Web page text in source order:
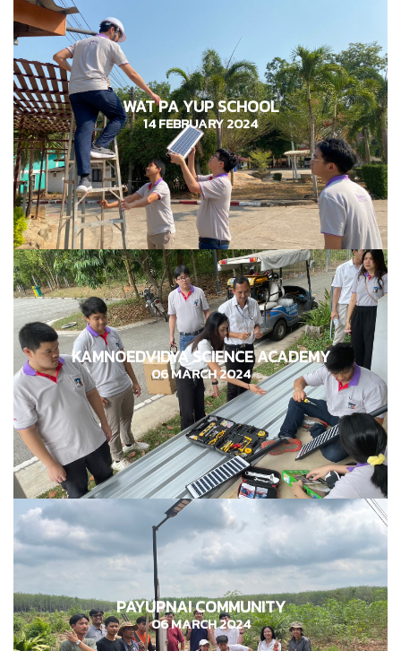
WAT PA YUP SCHOOL
14 FEBRUARY 2024
โรงเรียนวัดป่ายุบใน
14 กุมภาพันธ์ 2567
KAMNOEDVIDYASCIENCE ACADEMY
06 MARCH 2024
โรงเรียนกำเนิดวิทย์
06 มีนาคม 2567
PAYUPNAI COMMUNITY
06 MARCH 2024
ชุมชนป่ายุบใน
06 มีนาคม 2567